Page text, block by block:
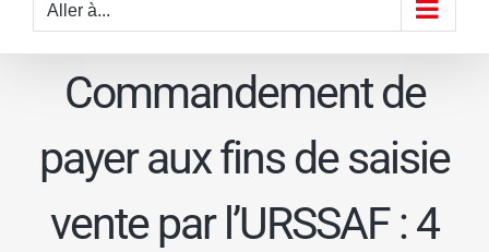
Aller à...
Commandement de
payer aux fins de saisie
vente par l’URSSAF : 4